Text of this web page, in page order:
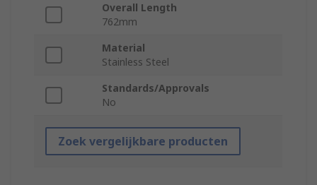
Overall Length
762mm
Material
Stainless Steel
Standards/Approvals
No
Zoek vergelijkbare producten